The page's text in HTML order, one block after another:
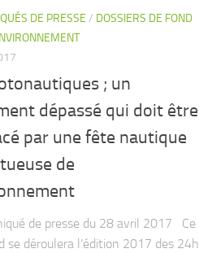
DE PRESSE / DOSSIERS DE FOND
; un
dépassé qui doit être
par une fête nautique
de
de presse du 28 avril 2017 Ce
se déroulera l’édition 2017 des 24h